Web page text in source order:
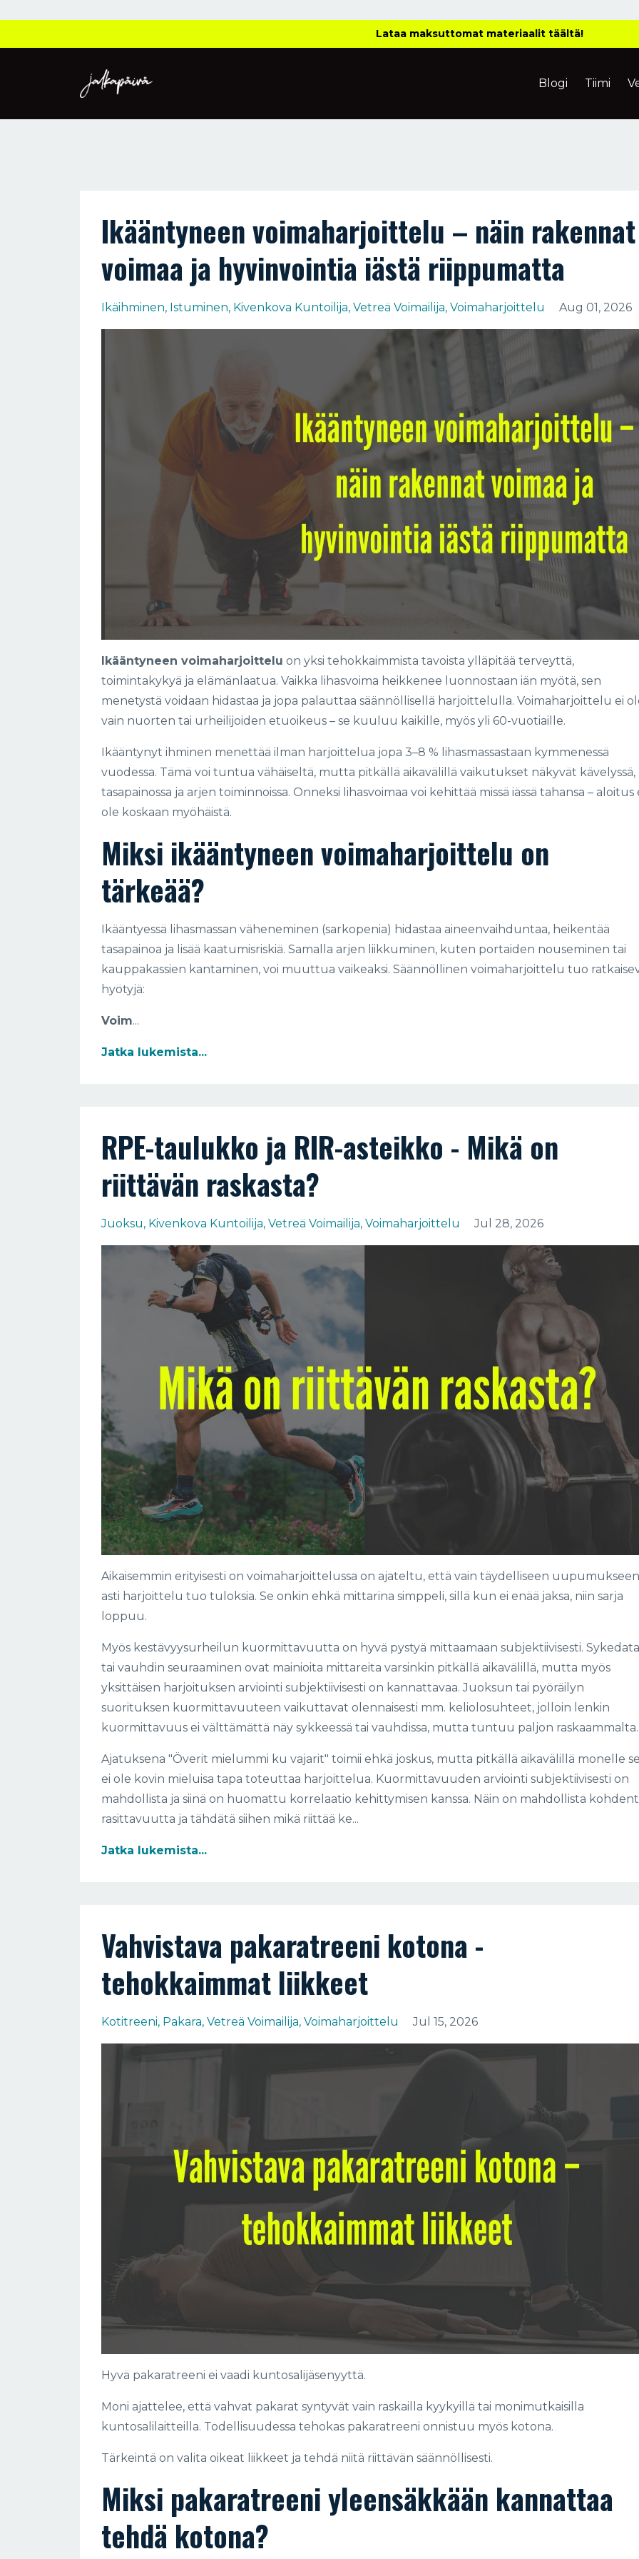
Lataa maksuttomat materiaalit täältä!
Blogi Tiimi
Ikääntyneen voimaharjoittelu – näin rakennat
voimaa ja hyvinvointia iästä riippumatta
Ikäihminen Istuminen Kivenkova Kuntoilija Vetreä Voimailija Voimaharjoittelu Aug 01, 2026
Ikääntyneen voimaharjoittelu on yksi tehokkaimmista tavoista ylläpitää terveyttä,
toimintakykyä ja elämänlaatua. Vaikka lihasvoima heikkenee luonnostaan iän myötä, sen
menetystä voidaan hidastaa ja jopa palauttaa säännöllisellä harjoittelulla. Voimaharjoittelu ei
vain nuorten tai urheilijoiden etuoikeus – se kuuluu kaikille, myös yli 60-vuotiaille.
Ikääntynyt ihminen menettää ilman harjoittelua jopa 3–8 % lihasmassastaan kymmenessä
vuodessa. Tämä voi tuntua vähäiseltä, mutta pitkällä aikavälillä vaikutukset näkyvät kävelyssä,
tasapainossa ja arjen toiminnoissa. Onneksi lihasvoimaa voi kehittää missä iässä tahansa – aloitus
ole koskaan myöhäistä.
Miksi ikääntyneen voimaharjoittelu on
tärkeää?
Ikääntyessä lihasmassan väheneminen (sarkopenia) hidastaa aineenvaihduntaa, heikentää
tasapainoa ja lisää kaatumisriskiä. Samalla arjen liikkuminen, kuten portaiden nouseminen tai
kauppakassien kantaminen, voi muuttua vaikeaksi. Säännöllinen voimaharjoittelu tuo
hyötyjä:
Voim...
Jatka lukemista...
RPE-taulukko ja RIR-asteikko - Mikä on
riittävän raskasta?
Juoksu Kivenkova Kuntoilija Vetreä Voimailija Voimaharjoittelu Jul 28, 2026
Aikaisemmin erityisesti on voimaharjoittelussa on ajateltu, että vain täydelliseen uupumukseen
asti harjoittelu tuo tuloksia. Se onkin ehkä mittarina simppeli, sillä kun ei enää jaksa, niin sarja
loppuu.
Myös kestävyysurheilun kuormittavuutta on hyvä pystyä mittaamaan subjektiivisesti. Sykedata
tai vauhdin seuraaminen ovat mainioita mittareita varsinkin pitkällä aikavälillä, mutta myös
yksittäisen harjoituksen arviointi subjektiivisesti on kannattavaa. Juoksun tai pyöräilyn
suorituksen kuormittavuuteen vaikuttavat olennaisesti mm. keliolosuhteet, jolloin lenkin
kuormittavuus ei välttämättä näy sykkeessä tai vauhdissa, mutta tuntuu paljon raskaammalta.
Ajatuksena "Överit mielummi ku vajarit" toimii ehkä joskus, mutta pitkällä aikavälillä monelle
ei ole kovin mieluisa tapa toteuttaa harjoittelua. Kuormittavuuden arviointi subjektiivisesti on
mahdollista ja siinä on huomattu korrelaatio kehittymisen kanssa. Näin on mahdollista
rasittavuutta ja tähdätä siihen mikä riittää ke...
Jatka lukemista...
Vahvistava pakaratreeni kotona -
tehokkaimmat liikkeet
Kotitreeni Pakara Vetreä Voimailija Voimaharjoittelu Jul 15, 2026
Hyvä pakaratreeni ei vaadi kuntosalijäsenyyttä.
Moni ajattelee, että vahvat pakarat syntyvät vain raskailla kyykyillä tai monimutkaisilla
kuntosalilaitteilla. Todellisuudessa tehokas pakaratreeni onnistuu myös kotona.
Tärkeintä on valita oikeat liikkeet ja tehdä niitä riittävän säännöllisesti.
Miksi pakaratreeni yleensäkkään kannattaa
tehdä kotona?